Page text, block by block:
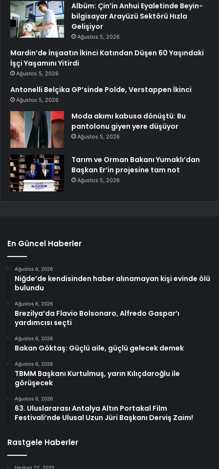
Albüm: Çin’in Anhui Eyaletinde Beyin-
bilgisayar Arayüzü Sektörü Hızla
Gelişiyor
Ağustos 5, 2026
Mardin’de İnşaatın İkinci Katından Düşen 60 Yaşındaki
İşçi Yaşamını Yitirdi
Ağustos 5, 2026
Antonelli Belçika GP’sinde Polde, Verstappen İkinci
Ağustos 5, 2026
Moda akımı kabusa dönüştü: Bu
pantolonu giyen yere düşüyor
Ağustos 5, 2026
Tarım ve Orman Bakanı Yumaklı’dan
Başkan Er’in projesine tam not
Ağustos 5, 2026
En Güncel Haberler
Ağustos 6, 2026
Niğde’de kendisinden haber alınamayan kişi evinde ölü
bulundu
Ağustos 6, 2026
Brezilya’da Flavio Bolsonaro, Alfredo Gaspar’ı
yardımcısı seçti
Ağustos 6, 2026
Bakan Göktaş: Güçlü aile, güçlü gelecek demek
Ağustos 6, 2026
TBMM Başkanı Kurtulmuş, yarın Kılıçdaroğlu ile
görüşecek
Ağustos 6, 2026
63. Uluslararası Antalya Altın Portakal Film
Festivali’nde Ulusal Uzun Jüri Başkanı Derviş Zaim!
Rastgele Haberler
Haziran 22, 2025